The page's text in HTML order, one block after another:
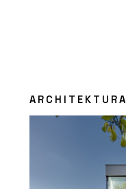
ARCHITEKTURA